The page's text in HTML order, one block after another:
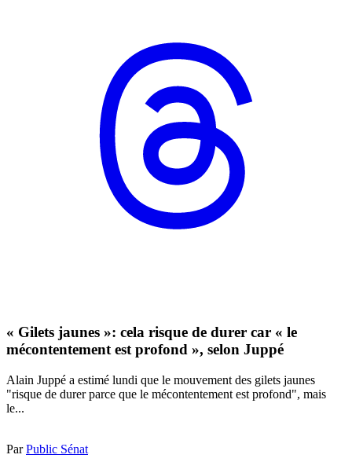
« Gilets jaunes »: cela risque de durer car « le
mécontentement est profond », selon Juppé
Alain Juppé a estimé lundi que le mouvement des gilets jaunes
"risque de durer parce que le mécontentement est profond", mais
le...
ParPublic Sénat